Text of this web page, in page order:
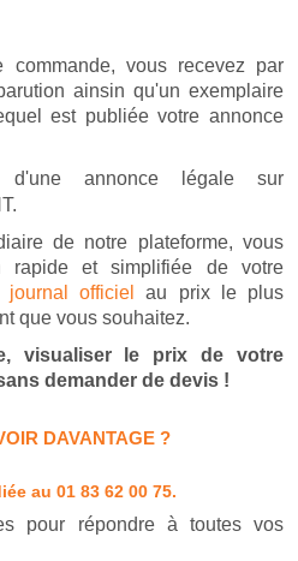
commande, vous recevez par
ainsin qu'un exemplaire
est publiée votre annonce
annonce légale sur
de notre plateforme, vous
rapide et simplifiée de votre
officiel
au prix le plus
que vous souhaitez.
visualiser le prix de votre
demander de devis !
DAVANTAGE ?
au 01 83 62 00 75.
pour répondre à toutes vos